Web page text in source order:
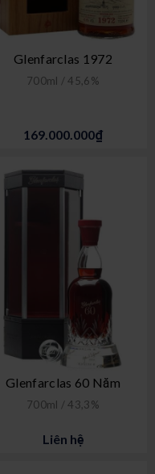
Glenfarclas 1972
700ml / 45,6%
169.000.000₫
Glenfarclas 60 Năm
700ml / 43,3%
Liên hệ